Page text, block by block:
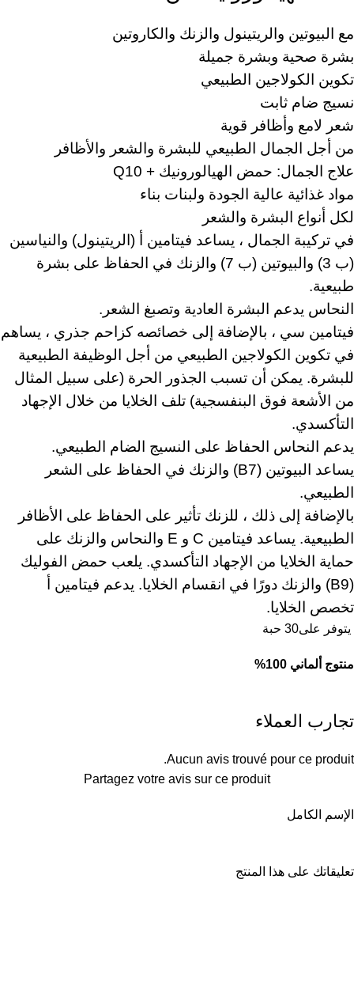
مع البيوتين والريتينول والزنك والكاروتين
بشرة صحية وبشرة جميلة
تكوين الكولاجين الطبيعي
نسيج ضام ثابت
شعر لامع وأظافر قوية
من أجل الجمال الطبيعي للبشرة والشعر والأظافر
علاج الجمال: حمض الهيالورونيك + Q10
مواد غذائية عالية الجودة ولبنات بناء
لكل أنواع البشرة والشعر
في تركيبة الجمال ، يساعد فيتامين أ (الريتينول) والنياسين
(ب 3) والبيوتين (ب 7) والزنك في الحفاظ على بشرة
طبيعية.
النحاس يدعم البشرة العادية وتصبغ الشعر.
فيتامين سي ، بالإضافة إلى خصائصه كزاحم جذري ، يساهم
في تكوين الكولاجين الطبيعي من أجل الوظيفة الطبيعية
للبشرة. يمكن أن تسبب الجذور الحرة (على سبيل المثال
من الأشعة فوق البنفسجية) تلف الخلايا من خلال الإجهاد
التأكسدي.
يدعم النحاس الحفاظ على النسيج الضام الطبيعي.
يساعد البيوتين (B7) والزنك في الحفاظ على الشعر
الطبيعي.
بالإضافة إلى ذلك ، للزنك تأثير على الحفاظ على الأظافر
الطبيعية. يساعد فيتامين C و E والنحاس والزنك على
حماية الخلايا من الإجهاد التأكسدي. يلعب حمض الفوليك
(B9) والزنك دورًا في انقسام الخلايا. يدعم فيتامين أ
تخصص الخلايا.
يتوفر على30 حبة
منتوج ألماني 100%
تجارب العملاء
Aucun avis trouvé pour ce produit.
Partagez votre avis sur ce produit
الإسم الكامل
تعليقاتك على هذا المنتج